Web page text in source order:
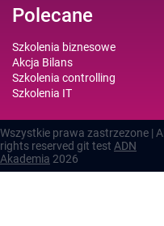
Polecane
Szkolenia biznesowe
Akcja Bilans
Szkolenia controlling
Szkolenia IT
Wszystkie prawa zastrzezone | All
rights reserved git test ADN
Akademia 2026